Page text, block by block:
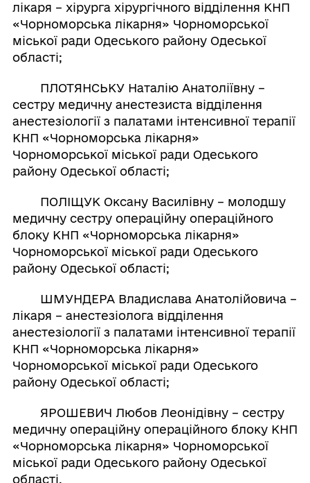
лікаря – хірурга хірургічного відділення КНП
«Чорноморська лікарня» Чорноморської
міської ради Одеського району Одеської
області;
ПЛОТЯНСЬКУ Наталію Анатоліївну –
сестру медичну анестезиста відділення
анестезіології з палатами інтенсивної терапії
КНП «Чорноморська лікарня»
Чорноморської міської ради Одеського
району Одеської області;
ПОЛІЩУК Оксану Василівну – молодшу
медичну сестру операційну операційного
блоку КНП «Чорноморська лікарня»
Чорноморської міської ради Одеського
району Одеської області;
ШМУНДЕРА Владислава Анатолійовича –
лікаря – анестезіолога відділення
анестезіології з палатами інтенсивної терапії
КНП «Чорноморська лікарня»
Чорноморської міської ради Одеського
району Одеської області;
ЯРОШЕВИЧ Любов Леонідівну – сестру
медичну операційну операційного блоку КНП
«Чорноморська лікарня» Чорноморської
міської ради Одеського району Одеської
області.